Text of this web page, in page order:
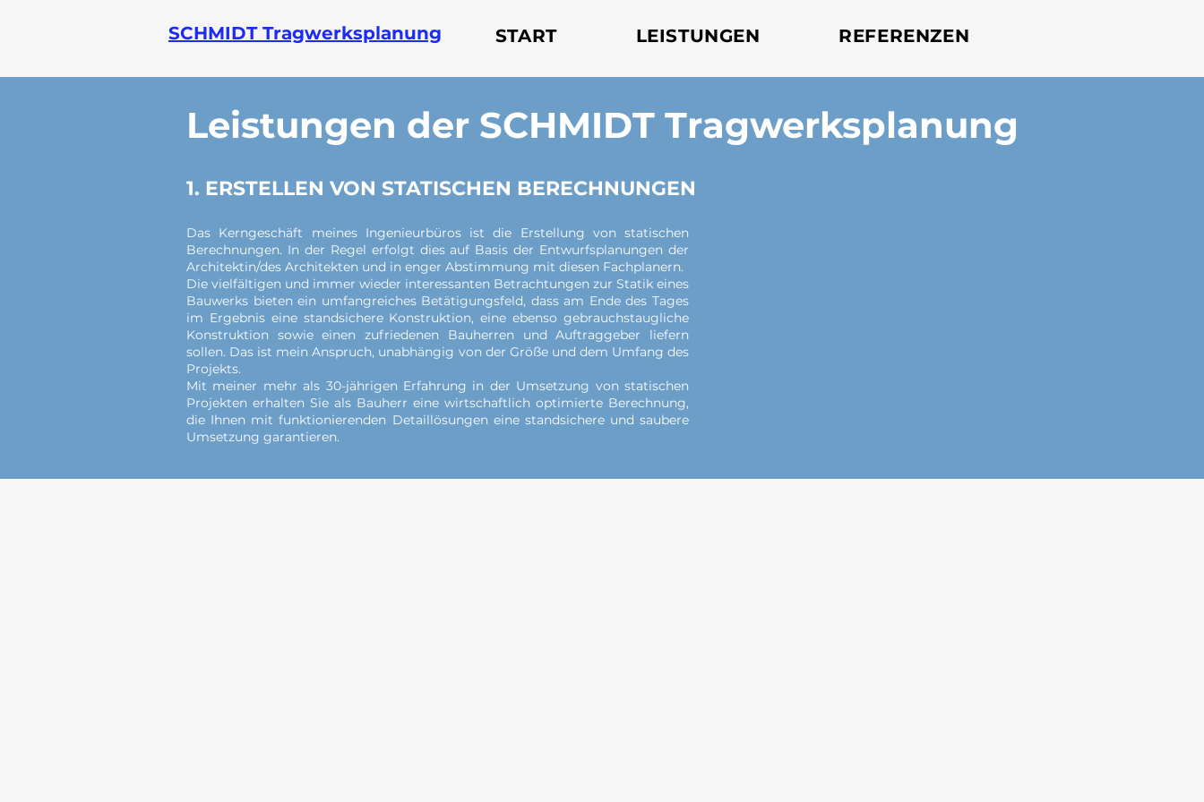
SCHMIDT Tragwerksplanung START LEISTUNGEN REFERENZEN
Leistungen der SCHMIDT Tragwerksplanung
1. ERSTELLEN VON STATISCHEN BERECHNUNGEN
Das Kerngeschäft meines Ingenieurbüros ist die Erstellung von statischen
Berechnungen. In der Regel erfolgt dies auf Basis der Entwurfsplanungen der
Architektin/des Architekten und in enger Abstimmung mit diesen Fachplanern.
Die vielfältigen und immer wieder interessanten Betrachtungen zur Statik eines
Bauwerks bieten ein umfangreiches Betätigungsfeld, dass am Ende des Tages
im Ergebnis eine standsichere Konstruktion, eine ebenso gebrauchstaugliche
Konstruktion sowie einen zufriedenen Bauherren und Auftraggeber liefern
sollen. Das ist mein Anspruch, unabhängig von der Größe und dem Umfang des
Projekts.
Mit meiner mehr als 30-jährigen Erfahrung in der Umsetzung von statischen
Projekten erhalten Sie als Bauherr eine wirtschaftlich optimierte Berechnung,
die Ihnen mit funktionierenden Detaillösungen eine standsichere und saubere
Umsetzung garantieren.